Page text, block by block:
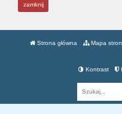
zamknij
Strona główna Mapa
Kontrast